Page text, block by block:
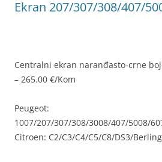
Ekran 207/307/308/407/
Centralni ekran naranđasto-crne
– 265.00 €/Kom
Peugeot:
1007/207/307/308/3008/407/5008/
Citroen: C2/C3/C4/C5/C8/DS3/